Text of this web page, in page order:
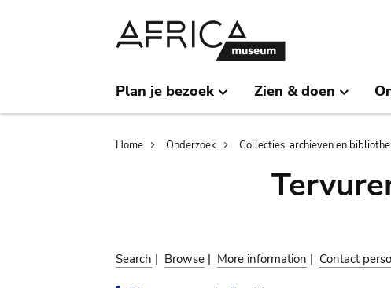
Plan je bezoek Zien & doen
Breadcrumb
Home Onderzoek Collecties, archieven en
Search | Browse | More information | Contact